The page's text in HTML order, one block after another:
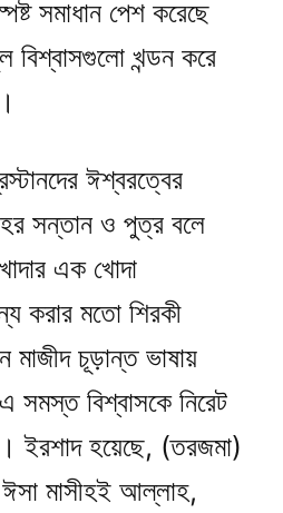
সমাধান পেশ করেছে
বিশ্বাসগুলো খন্ডন করে
ঈশ্বরত্বের
সন্তান ও পুত্র বলে
এক খোদা
করার মতো শিরকী
চূড়ান্ত ভাষায়
সমস্ত বিশ্বাসকে নিরেট
ইরশাদ হয়েছে, (তরজমা)
ঈসা মাসীহই আল্লাহ,